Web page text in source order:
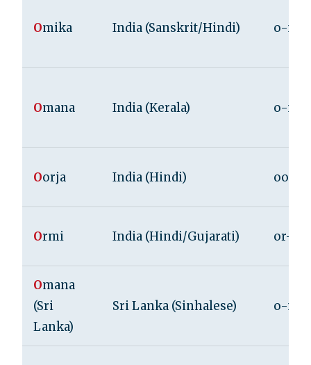
Omika India (Sanskrit/Hindi) o-mi-
Omana India (Kerala) o-
Oorja India (Hindi) oor-ja
Ormi India (Hindi/Gujarati) or-mi
Omana
(Sri
Lanka)
Sri Lanka (Sinhalese) o-